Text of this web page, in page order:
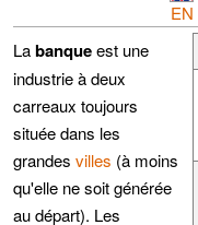
EN
Labanqueest une
industrie à deux
carreaux toujours
située dans les
grandes villes (à moins
qu'elle ne soit générée
au départ). Les